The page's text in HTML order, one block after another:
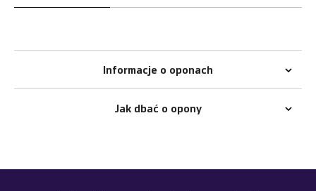
Informacje o oponach
Jak dbać o opony